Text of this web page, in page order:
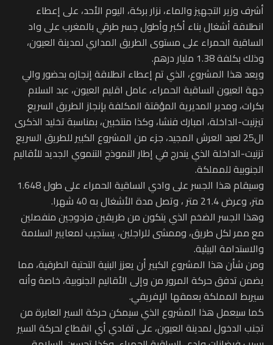
أشرف وزير التجهيز والماء، نزار بركة، اليوم الأحد، على إعطاء
انطلاقة أشغال بناء أكبر وأطول جسر طرقي بالمغرب على واد
الساقية الحمراء على مستوى الطريق المداري لمدينة العيون،
وذلك بكلفة 1.38 مليار درهم.
ويعد هذا المشروع، الذي تم إعطاء انطلاقة إنجازه بحضور والي
جهة العيون الساقية الحمراء، عامل اقليم العيون، عبد السلام
بكرات، ومدير المديرية المؤقتة المكلفة بإنجاز الطريق السريع
تيزنيت-الداخلة، امبارك فنشا، وكذا منتخبين، بمناسبة تخليد الذكرى
ال25 لعيد العرش المجيد، جزء من المشروع الكبير للطريق السريع
تزنيت-الداخلة الذي يندرج في إطار النموذج التنموي الجديد للأقاليم
الجنوبية للمملكة.
وسيقام هذا الجسر على وادي الساقية الحمراء على طول 1.648
متر، وعرض 21.4 متر ، وتصل مدة الأشغال به 40 شهرا.
وهذا الجسر الضخم الذي يتكون من طريقين مزدوجين منفصلين
مع ممر لكل طريق، وممشى للراجلين، يستجيب لمعايير السلامة
والاستدامة البيئية.
ومن شأن هذا المشروع الكبير أن يعزز البنية التحتية الطرقية، مما
يضمن تدفق حركة المرور من وإلى الأقاليم الجنوبية، خاصة وأنه
سيربط المملكة بعمقها الإفريقي.
كما سيعمل هذا المشروع الذي سيمكن حركة السير العابرة من
تجنب الدخول لمدينة العيون، على تفادي أي انقطاع لحركة السير